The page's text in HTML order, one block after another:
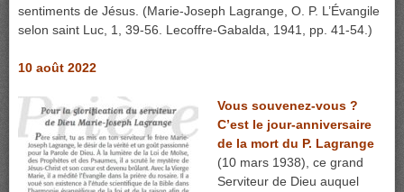
sentiments de Jésus. (Marie-Joseph Lagrange, O. P. L’Évangile
selon saint Luc, 1, 39-56. Lecoffre-Gabalda, 1941, pp. 41-54.)
10 août 2022
Vous souvenez-vous ?
C’est le jour-anniversaire
de la mort du P. Lagrange
(10 mars 1938), ce grand
Serviteur de Dieu auquel